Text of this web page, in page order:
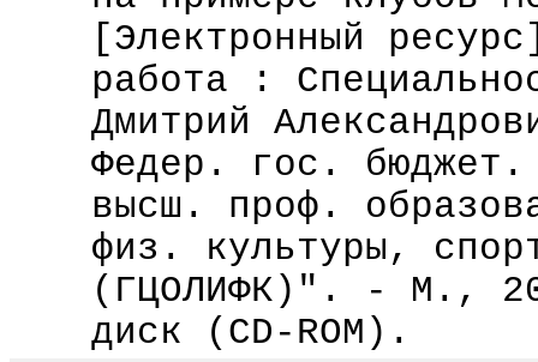
[Электронный
работа :
Дмитрий
Федер. гос. бюджет.
высш. проф.
физ. культуры,
(ГЦОЛИФК)". - М.,
диск (CD-ROM).